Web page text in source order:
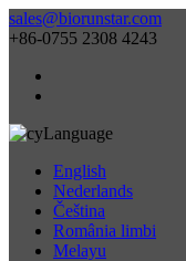
sales@biorunstar.com
+86-0755 2308 4243
Language
English
Nederlands
Čeština
România limbi
Melayu